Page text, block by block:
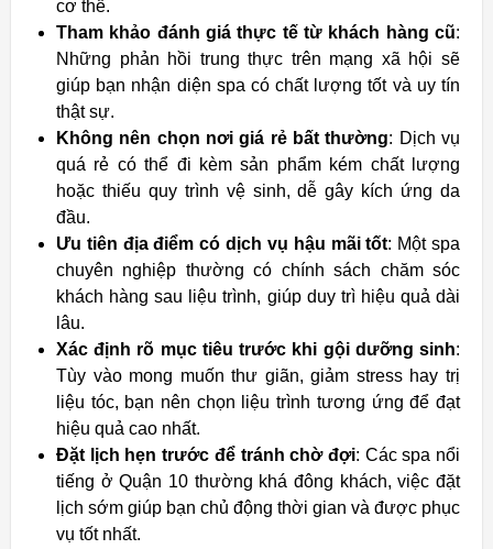
cơ thể.
Tham khảo đánh giá thực tế từ khách hàng cũ:
Những phản hồi trung thực trên mạng xã hội sẽ
giúp bạn nhận diện spa có chất lượng tốt và uy tín
thật sự.
Không nên chọn nơi giá rẻ bất thường: Dịch vụ
quá rẻ có thể đi kèm sản phẩm kém chất lượng
hoặc thiếu quy trình vệ sinh, dễ gây kích ứng da
đầu.
Ưu tiên địa điểm có dịch vụ hậu mãi tốt: Một spa
chuyên nghiệp thường có chính sách chăm sóc
khách hàng sau liệu trình, giúp duy trì hiệu quả dài
lâu.
Xác định rõ mục tiêu trước khi gội dưỡng sinh:
Tùy vào mong muốn thư giãn, giảm stress hay trị
liệu tóc, bạn nên chọn liệu trình tương ứng để đạt
hiệu quả cao nhất.
Đặt lịch hẹn trước để tránh chờ đợi: Các spa nổi
tiếng ở Quận 10 thường khá đông khách, việc đặt
lịch sớm giúp bạn chủ động thời gian và được phục
vụ tốt nhất.